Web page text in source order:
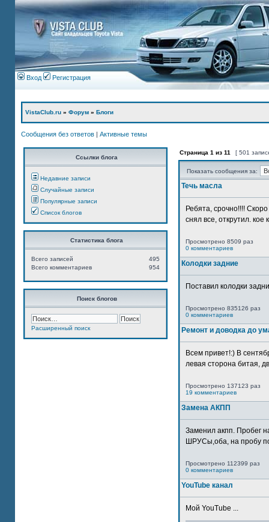
Вход Регистрация
VistaClub.ru » Форум » Блоги
Сообщения без ответов | Активные темы
Ссылки блога
Недавние записи
Случайные записи
Популярные записи
Список блогов
Статистика блога
495
Всего записей
954
Всего комментариев
Поиск блогов
Расширенный поиск
Страница 1 из 11 [ 501
Показать сообщения за:
Течь масла
Ребята, срочно!!!!
снял все, открутил. кое
Просмотрено 8509 раз
0 комментариев
Колодки задние
Поставил колодки
Просмотрено 835126 раз
0 комментариев
Ремонт и доводка до
Всем привет!:) В
левая сторона битая,
Просмотрено 137123 раз
19 комментариев
Замена АКПП
Заменил акпп. Пробег
ШРУСы,оба, на пробу
Просмотрено 112399 раз
0 комментариев
YouTube канал
Мой YouTube ...